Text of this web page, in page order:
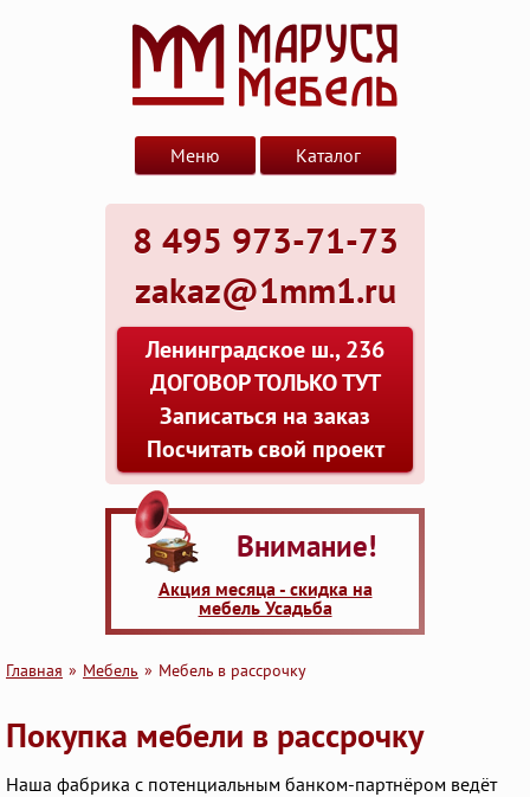
8 495 973-71-73
zakaz@1mm1.ru
Ленинградское ш., 236
ДОГОВОР ТОЛЬКО ТУТ
Записаться на заказ
Посчитать свой проект
Меню Каталог
Внимание!
Акция месяца - скидка на
мебель Усадьба
Главная Мебель Мебель в рассрочку
Покупка мебели в рассрочку
Наша фабрика с потенциальным банком-партнёром ведёт